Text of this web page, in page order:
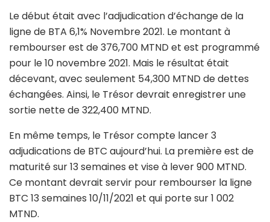
Le début était avec l’adjudication d’échange de la
ligne de BTA 6,1% Novembre 2021. Le montant à
rembourser est de 376,700 MTND et est programmé
pour le 10 novembre 2021. Mais le résultat était
décevant, avec seulement 54,300 MTND de dettes
échangées. Ainsi, le Trésor devrait enregistrer une
sortie nette de 322,400 MTND.
En même temps, le Trésor compte lancer 3
adjudications de BTC aujourd’hui. La première est de
maturité sur 13 semaines et vise à lever 900 MTND.
Ce montant devrait servir pour rembourser la ligne
BTC 13 semaines 10/11/2021 et qui porte sur 1 002
MTND.